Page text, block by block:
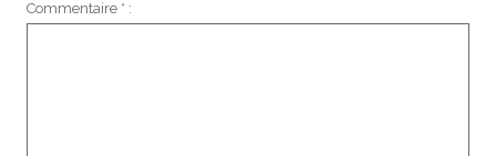
Commentaire * :